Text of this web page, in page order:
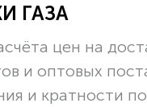
ГАЗА
цен на
и оптовых
и кратности